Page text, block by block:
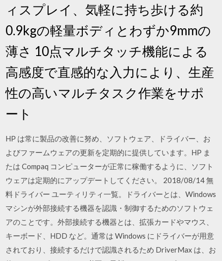
ィスプレイ、気軽に持ち歩ける約
0.9kgの軽量ボディとわずか9mmの
薄さ 10点マルチタッチ機能による
高感度で直感的な入力により、生産
性の高いマルチタスク作業をサポ
ート
HP は常に製品の改善に努め、ソフトウェア、ドライバー、お
よびファームウェアの更新を定期的に提供しています。HP ま
たは Compaq コンピューターが正常に稼働するように、ソフト
ウェアは定期的にアップデートしてください。 2018/08/14 無
料ドライバー ユーティリティ一覧。ドライバーとは、Windows
マシンが外部接続する機器を認識・制御するためのソフトウェ
アのことです。外部接続する機器とは、拡張カードやマウス、
キーボード、HDD など。通常は Windows にドライバーが用意
されており、接続するだけで認識されるため DriverMax は、お